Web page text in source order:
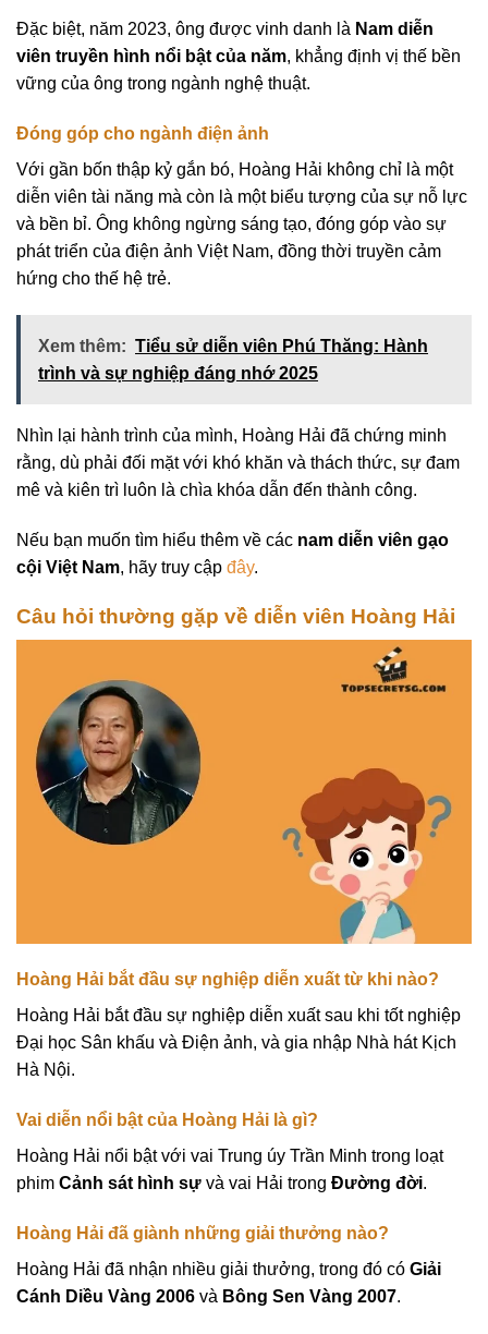
Đặc biệt, năm 2023, ông được vinh danh là Nam diễn
viên truyền hình nổi bật của năm, khẳng định vị thế bền
vững của ông trong ngành nghệ thuật.
Đóng góp cho ngành điện ảnh
Với gần bốn thập kỷ gắn bó, Hoàng Hải không chỉ là một
diễn viên tài năng mà còn là một biểu tượng của sự nỗ lực
và bền bỉ. Ông không ngừng sáng tạo, đóng góp vào sự
phát triển của điện ảnh Việt Nam, đồng thời truyền cảm
hứng cho thế hệ trẻ.
Xem thêm: Tiểu sử diễn viên Phú Thăng: Hành
trình và sự nghiệp đáng nhớ 2025
Nhìn lại hành trình của mình, Hoàng Hải đã chứng minh
rằng, dù phải đối mặt với khó khăn và thách thức, sự đam
mê và kiên trì luôn là chìa khóa dẫn đến thành công.
Nếu bạn muốn tìm hiểu thêm về các nam diễn viên gạo
cội Việt Nam, hãy truy cập đây.
Câu hỏi thường gặp về diễn viên Hoàng Hải
Hoàng Hải bắt đầu sự nghiệp diễn xuất từ khi nào?
Hoàng Hải bắt đầu sự nghiệp diễn xuất sau khi tốt nghiệp
Đại học Sân khấu và Điện ảnh, và gia nhập Nhà hát Kịch
Hà Nội.
Vai diễn nổi bật của Hoàng Hải là gì?
Hoàng Hải nổi bật với vai Trung úy Trần Minh trong loạt
phim Cảnh sát hình sự và vai Hải trong Đường đời.
Hoàng Hải đã giành những giải thưởng nào?
Hoàng Hải đã nhận nhiều giải thưởng, trong đó có Giải
Cánh Diều Vàng 2006 và Bông Sen Vàng 2007.